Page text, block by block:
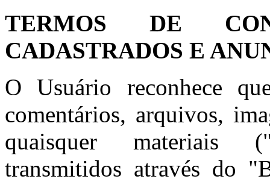
TERMOS DE
CADASTRADOS E
O Usuário reconhece
comentários, arquivos,
quaisquer materiais
transmitidos através do